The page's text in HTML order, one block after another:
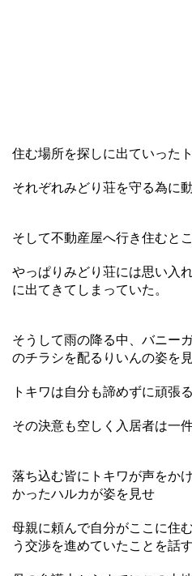
住む場所を探しに出ていった
それぞれみどり荘を守る為に
そして不動産屋へ行き住むと
やっぱりみどり荘には思い入
に出てきてしまっていた。
そうして雨の降る中、バニー
のチラシを配るりいんの姿を
トキワは自分も諦めずに頑張
その決意も空しく入居者は一
落ち込む皆にトキワが声をか
かったハルカが姿を見せ
母親に頼んで自分がここに住
う交渉を進めていたことを話